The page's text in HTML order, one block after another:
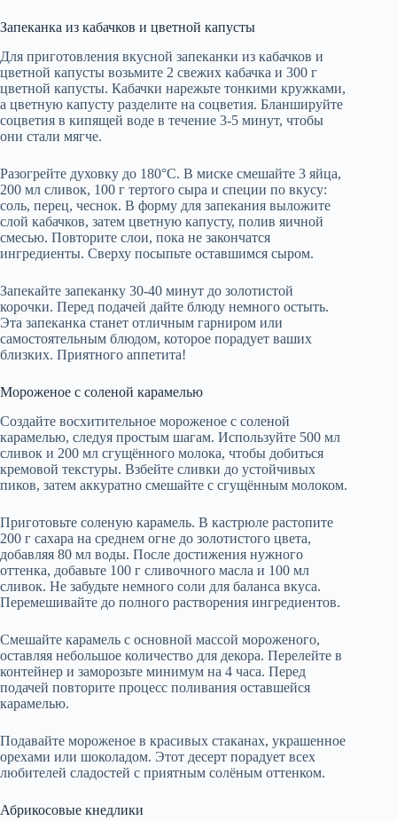
Запеканка из кабачков и цветной капусты
Для приготовления вкусной запеканки из кабачков и
цветной капусты возьмите 2 свежих кабачка и 300 г
цветной капусты. Кабачки нарежьте тонкими кружками,
а цветную капусту разделите на соцветия. Бланшируйте
соцветия в кипящей воде в течение 3-5 минут, чтобы
они стали мягче.
Разогрейте духовку до 180°C. В миске смешайте 3 яйца,
200 мл сливок, 100 г тертого сыра и специи по вкусу:
соль, перец, чеснок. В форму для запекания выложите
слой кабачков, затем цветную капусту, полив яичной
смесью. Повторите слои, пока не закончатся
ингредиенты. Сверху посыпьте оставшимся сыром.
Запекайте запеканку 30-40 минут до золотистой
корочки. Перед подачей дайте блюду немного остыть.
Эта запеканка станет отличным гарниром или
самостоятельным блюдом, которое порадует ваших
близких. Приятного аппетита!
Мороженое с соленой карамелью
Создайте восхитительное мороженое с соленой
карамелью, следуя простым шагам. Используйте 500 мл
сливок и 200 мл сгущённого молока, чтобы добиться
кремовой текстуры. Взбейте сливки до устойчивых
пиков, затем аккуратно смешайте с сгущённым молоком.
Приготовьте соленую карамель. В кастрюле растопите
200 г сахара на среднем огне до золотистого цвета,
добавляя 80 мл воды. После достижения нужного
оттенка, добавьте 100 г сливочного масла и 100 мл
сливок. Не забудьте немного соли для баланса вкуса.
Перемешивайте до полного растворения ингредиентов.
Смешайте карамель с основной массой мороженого,
оставляя небольшое количество для декора. Перелейте в
контейнер и заморозьте минимум на 4 часа. Перед
подачей повторите процесс поливания оставшейся
карамелью.
Подавайте мороженое в красивых стаканах, украшенное
орехами или шоколадом. Этот десерт порадует всех
любителей сладостей с приятным солёным оттенком.
Абрикосовые кнедлики